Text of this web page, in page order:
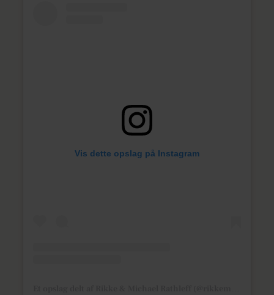
Vis dette opslag på Instagram